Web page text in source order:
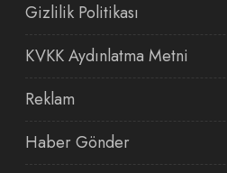
Gizlilik Politikası
KVKK Aydınlatma Metni
Reklam
Haber Gönder